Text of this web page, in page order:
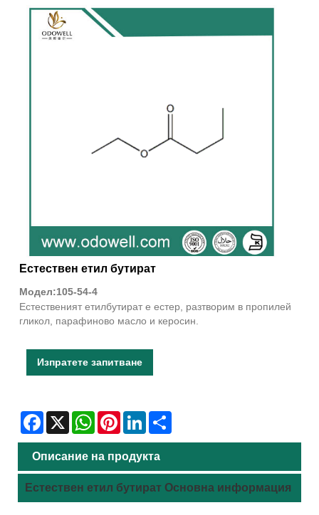
Естествен етил бутират
Модел:105-54-4
Естественият етилбутират е естер, разтворим в пропилей
гликол, парафиново масло и керосин.
Изпратете запитване
Facebook
X WhatsAppPinterestLinkedIn
Описание на продукта
Естествен етил бутират Основна информация